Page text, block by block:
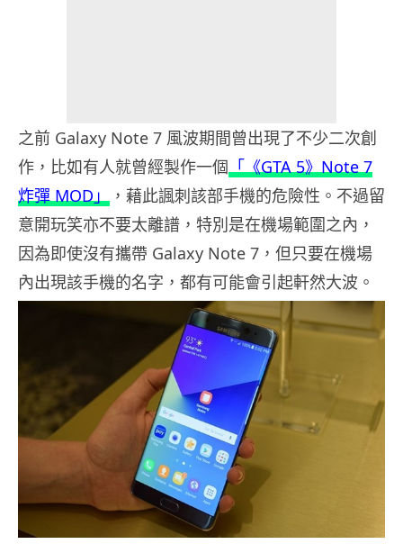
之前 Galaxy Note 7 風波期間曾出現了不少二次創
作，比如有人就曾經製作一個「《GTA 5》Note 7
炸彈 MOD」 ，藉此諷刺該部手機的危險性。不過留
意開玩笑亦不要太離譜，特別是在機場範圍之內，
因為即使沒有攜帶 Galaxy Note 7，但只要在機場
內出現該手機的名字，都有可能會引起軒然大波。